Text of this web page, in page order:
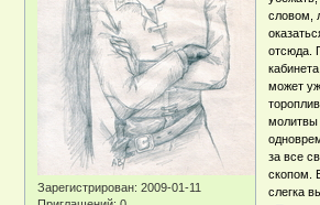
Зарегистрирован: 2009-01-11
словом,
отсюда.
может
молитвы
за все
скопом.
слегка